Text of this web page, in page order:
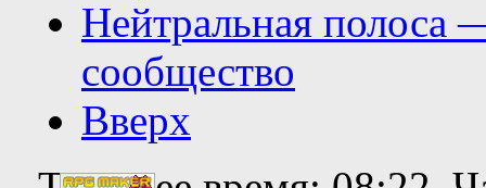
Обратная связь
Нейтральная полоса
сообщество
Вверх